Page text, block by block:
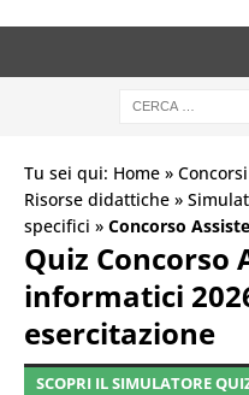
Tu sei qui: Home »
Risorse didattiche »
specifici » Concorso
Quiz Concorso
informatici
esercitazione
SCOPRI IL SIMULATORE